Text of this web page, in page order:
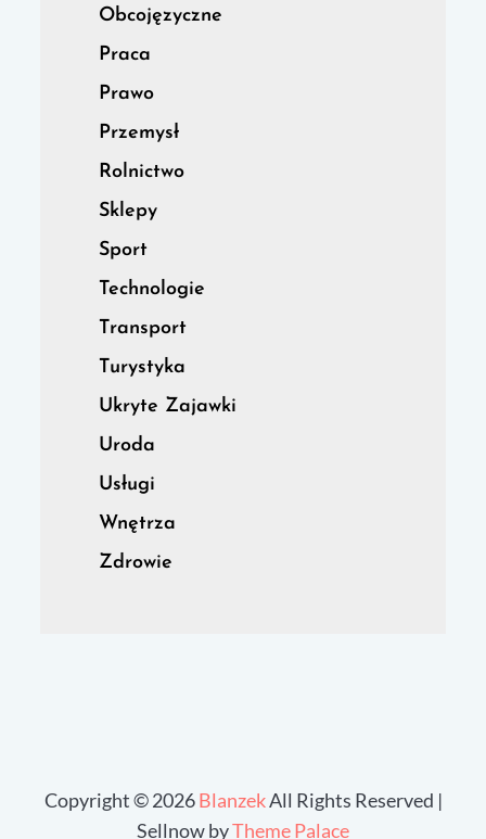
Obcojęzyczne
Praca
Prawo
Przemysł
Rolnictwo
Sklepy
Sport
Technologie
Transport
Turystyka
Ukryte Zajawki
Uroda
Usługi
Wnętrza
Zdrowie
Copyright © 2026BlanzekAll Rights Reserved |
Sellnow byTheme Palace